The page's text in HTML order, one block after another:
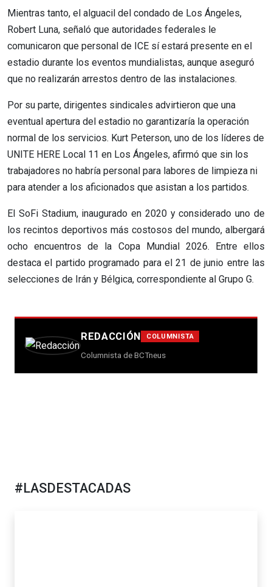
Mientras tanto, el alguacil del condado de Los Ángeles,
Robert Luna, señaló que autoridades federales le
comunicaron que personal de ICE sí estará presente en el
estadio durante los eventos mundialistas, aunque aseguró
que no realizarán arrestos dentro de las instalaciones.
Por su parte, dirigentes sindicales advirtieron que una
eventual apertura del estadio no garantizaría la operación
normal de los servicios. Kurt Peterson, uno de los líderes de
UNITE HERE Local 11 en Los Ángeles, afirmó que sin los
trabajadores no habría personal para labores de limpieza ni
para atender a los aficionados que asistan a los partidos.
El SoFi Stadium, inaugurado en 2020 y considerado uno de
los recintos deportivos más costosos del mundo, albergará
ocho encuentros de la Copa Mundial 2026. Entre ellos
destaca el partido programado para el 21 de junio entre las
selecciones de Irán y Bélgica, correspondiente al Grupo G.
REDACCIÓN COLUMNISTA
Columnista de BCTneus
#LASDESTACADAS